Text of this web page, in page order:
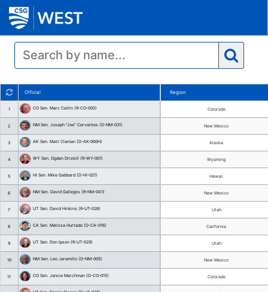
Official
1 CO Sen. Marc Catlin (R-CO-005)
2 NM Sen. Joseph "Joe" Cervantes (D-NM-031)
3 AK Sen. Matt Claman (D-AK-000H)